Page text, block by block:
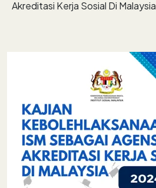
Akreditasi Kerja Sosial Di Malaysia